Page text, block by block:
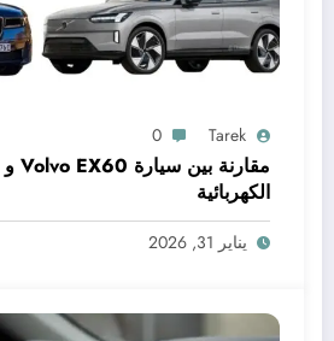
Tarek
0
الكهربائية
يناير 31, 2026